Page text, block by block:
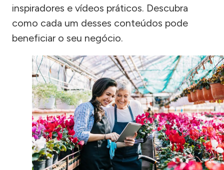
inspiradores e vídeos práticos. Descubra
como cada um desses conteúdos pode
beneficiar o seu negócio.